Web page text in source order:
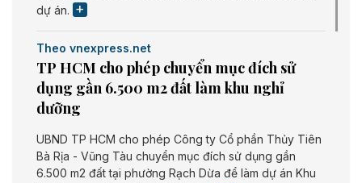
dự án.
Theo vnexpress.net
TP HCM cho phép chuyển mục đích sử
dụng gần 6.500 m2 đất làm khu nghỉ
dưỡng
UBND TP HCM cho phép Công ty Cổ phần Thủy Tiên
Bà Rịa - Vũng Tàu chuyển mục đích sử dụng gần
6.500 m2 đất tại phường Rạch Dừa để làm dự án Khu